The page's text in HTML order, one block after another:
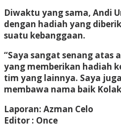
Diwaktu yang sama, Andi
dengan hadiah yang
suatu kebanggaan.
“Saya sangat senang atas
yang memberikan hadiah
tim yang lainnya. Saya
membawa nama baik
Laporan: Azman Celo
Editor : Once